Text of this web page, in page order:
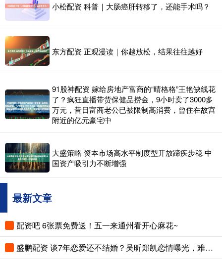
小松配资 科普｜大肠癌肝转移了，还能手术吗？
东方配资 正观漫读｜你越放松，结果往往越好
91股神配资 嫁给房地产富商的“晴格格”王艳缺线花
了？疯狂直播带货保健品捞金，9小时卖了3000多
万元，昔日富商老公已被限制高消费，曾住在故宫
附近的亿元豪宅中
大盛策略 资本市场高水平制度型开放蹄疾步稳 中
国资产吸引力不断增强
最新文章
配资吧 6张票免费送！五一来通州看开心麻花~
盛鹏配资 谈7年恋爱还不结婚？吴昕郑凯恋情曝光，难怪她看不上杜海涛